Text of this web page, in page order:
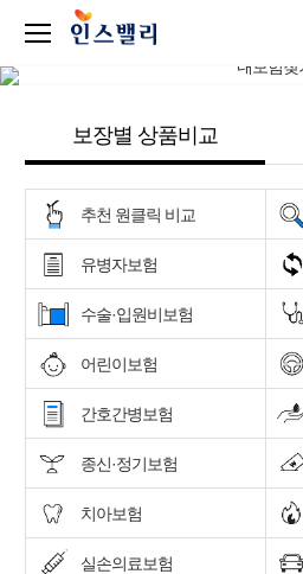
보장별 상품비교
추천 원클릭 비교
유병자보험
수술·입원비보험
어린이보험
간호간병보험
종신·정기보험
치아보험
실손의료보험